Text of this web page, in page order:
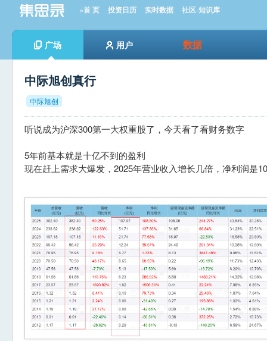
»首 页 投资日历 实时数据 社区-知识库
广场 用户 数据
中际旭创真行
中际旭创
听说成为沪深300第一大权重股了，今天看了看财务数字
5年前基本就是十亿不到的盈利
现在赶上需求大爆发，2025年营业收入增长几倍，净利润是